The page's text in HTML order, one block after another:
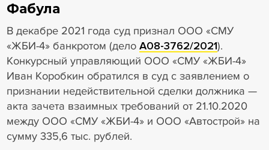
Фабула
В декабре 2021 года суд признал ООО «СМУ
«ЖБИ-4» банкротом (дело А08-3762/2021).
Конкурсный управляющий ООО «СМУ «ЖБИ-4»
Иван Коробкин обратился в суд с заявлением о
признании недействительной сделки должника —
акта зачета взаимных требований от 21.10.2020
между ООО «СМУ «ЖБИ-4» и ООО «Автострой» на
сумму 335,6 тыс. рублей.